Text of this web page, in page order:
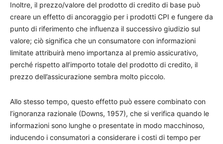
Inoltre, il prezzo/valore del prodotto di credito di base può
creare un effetto di ancoraggio per i prodotti CPI e fungere da
punto di riferimento che influenza il successivo giudizio sul
valore; ciò significa che un consumatore con informazioni
limitate attribuirà meno importanza al premio assicurativo,
perché rispetto all’importo totale del prodotto di credito, il
prezzo dell’assicurazione sembra molto piccolo.
Allo stesso tempo, questo effetto può essere combinato con
l’ignoranza razionale (Downs, 1957), che si verifica quando le
informazioni sono lunghe o presentate in modo macchinoso,
inducendo i consumatori a considerare i costi di tempo per